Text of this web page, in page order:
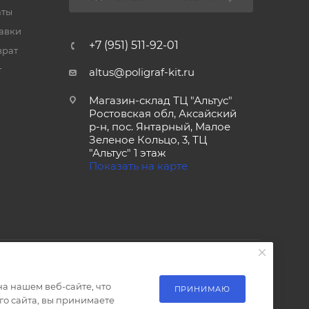
+7 (951) 511-92-01
altus@poligraf-kit.ru
Магазин-склад ТЦ "Альтус"
Ростовская обл, Аксайский
р-н, пос. Янтарный, Малое
Зеленое Кольцо, 3, ТЦ
"Альтус" 1 этаж
Показать на карте
нашем веб-сайте, что
сайта, вы принимаете
ПРИНИМАЮ